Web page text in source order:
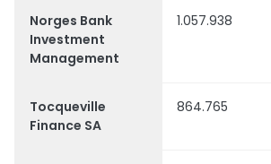
Norges Bank
Investment
Management
1.057.938
Tocqueville
Finance SA
864.765